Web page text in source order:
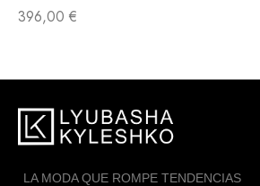
396,00 €
LA MODA QUE ROMPE TENDENCIAS